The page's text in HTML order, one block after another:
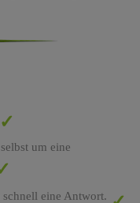
um eine
schnell eine Antwort.